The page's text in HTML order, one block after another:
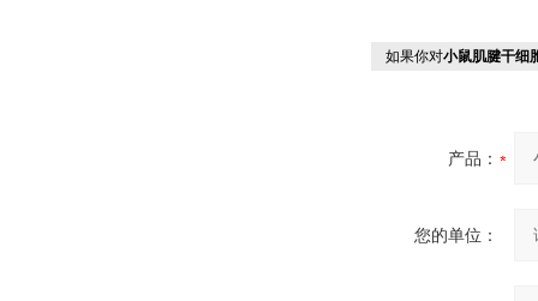
如果你对小鼠肌腱干细
产品：
您的单位：